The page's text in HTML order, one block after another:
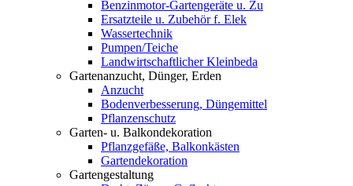
Benzinmotor-Gartengeräte u. Zu
Ersatzteile u. Zubehör f. Elek
Wassertechnik
Pumpen/Teiche
Landwirtschaftlicher Kleinbeda
Gartenanzucht, Dünger, Erden
Anzucht
Bodenverbesserung, Düngemittel
Pflanzenschutz
Garten- u. Balkondekoration
Pflanzgefäße, Balkonkästen
Gartendekoration
Gartengestaltung